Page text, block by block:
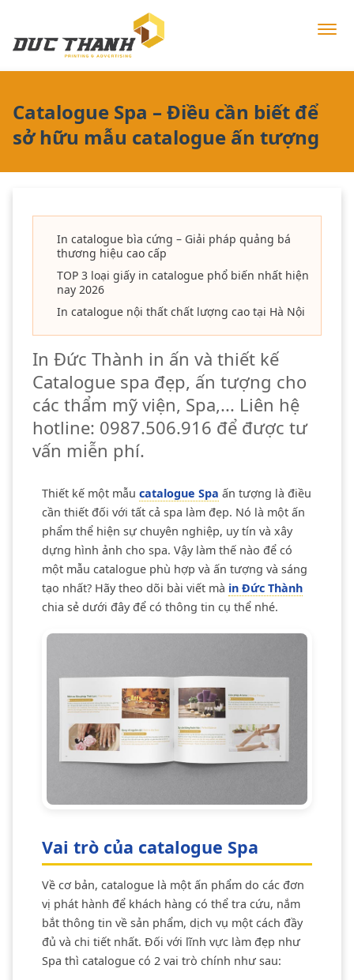
Catalogue Spa – Điều cần biết để
sở hữu mẫu catalogue ấn tượng
In catalogue bìa cứng – Giải pháp quảng bá
thương hiệu cao cấp
TOP 3 loại giấy in catalogue phổ biến nhất hiện
nay 2026
In catalogue nội thất chất lượng cao tại Hà Nội
In Đức Thành in ấn và thiết kế
Catalogue spa đẹp, ấn tượng cho
các thẩm mỹ viện, Spa,... Liên hệ
hotline: 0987.506.916 để được tư
vấn miễn phí.
Thiết kế một mẫu catalogue Spa ấn tượng là điều
cần thiết đối với tất cả spa làm đẹp. Nó là một ấn
phẩm thể hiện sự chuyên nghiệp, uy tín và xây
dựng hình ảnh cho spa. Vậy làm thế nào để có
một mẫu catalogue phù hợp và ấn tượng và sáng
tạo nhất? Hãy theo dõi bài viết mà in Đức Thành
chia sẻ dưới đây để có thông tin cụ thể nhé.
Vai trò của catalogue Spa
Về cơ bản, catalogue là một ấn phẩm do các đơn
vị phát hành để khách hàng có thể tra cứu, nắm
bắt thông tin về sản phẩm, dịch vụ một cách đầy
đủ và chi tiết nhất. Đối với lĩnh vực làm đẹp như
Spa thì catalogue có 2 vai trò chính như sau: